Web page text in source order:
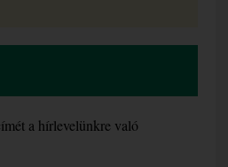
a hírlevelünkre való